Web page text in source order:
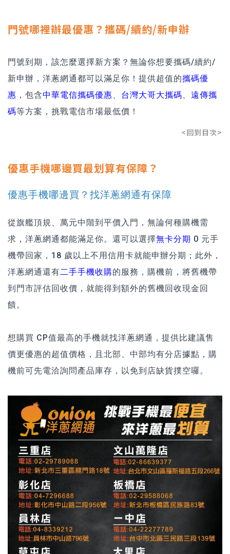
門號哪裡辦最優惠？攜碼/續約/新申辦
門號到期，該怎麼選擇新方案？無論你想要攜碼/續約/
新申辦，洋蔥網通都可以滿足你！提供超值的攜碼優
惠 ，包含中華電信攜碼優惠 台灣大哥大攜碼
遠傳攜
碼等方案，挑戰電信市場最低價！
<回到目次>
優惠手機哪邊買最划算有保障？
優惠手機哪邊買？找洋蔥網通有保障
從旗艦頂規、萬元中階到平價入門，無論何種購機需
求，洋蔥網通都能滿足你。還可以選擇無卡分期 0 元手
機帶回家，18 歲以上不用信用卡就能申辦分期；此外，
洋蔥網通還有二手手機收購的服務，購機前，將舊機帶
到門市評估回收價，就能得到額外的舊機回收現金回
饋。
想購買 CP值最高的手機就找洋蔥網通，提供比建議售
價更優惠的超值價格，且北部、中部均有分店據點，購
機前可先電洽詢問產品庫存，以免到店缺貨撲空囉。